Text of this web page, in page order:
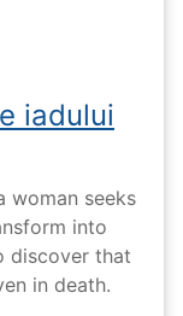
iadului
woman seeks
into
discover that
in death.